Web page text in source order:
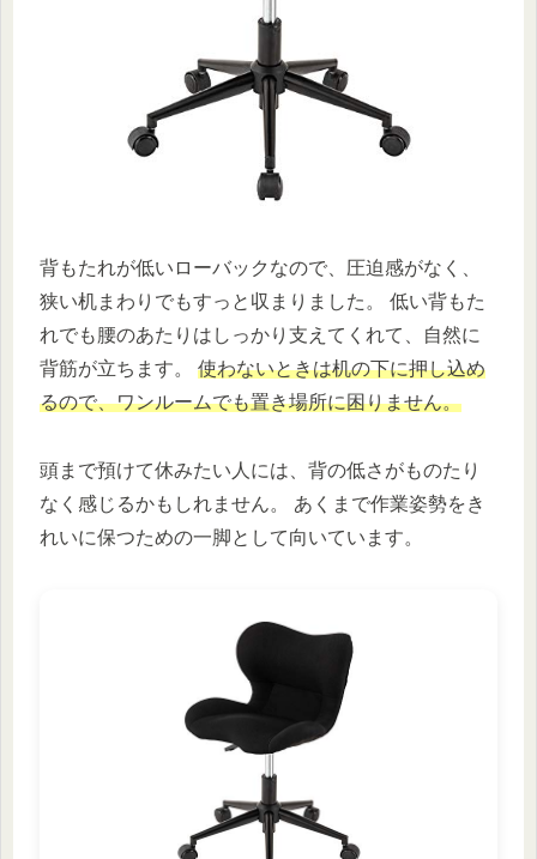
背もたれが低いローバックなので、圧迫感がなく、
狭い机まわりでもすっと収まりました。 低い背もた
れでも腰のあたりはしっかり支えてくれて、自然に
背筋が立ちます。 使わないときは机の下に押し込め
るので、ワンルームでも置き場所に困りません。
頭まで預けて休みたい人には、背の低さがものたり
なく感じるかもしれません。 あくまで作業姿勢をき
れいに保つための一脚として向いています。